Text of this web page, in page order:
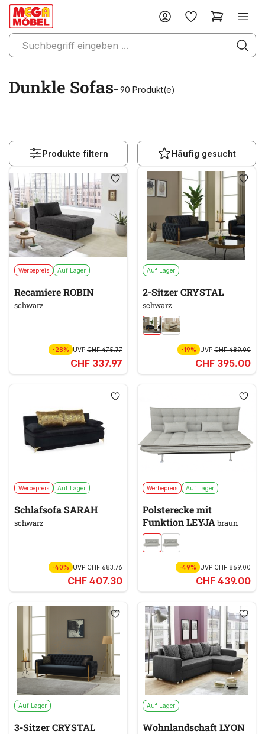
Dunkle Sofas– 90 Produkt(e)
Produkte filtern Häufig gesucht
Werbepreis Auf Lager
Recamiere ROBIN
schwarz
-28% UVP CHF 475.77
CHF 337.97
Auf Lager
2-Sitzer CRYSTAL
schwarz
-19% UVPCHF 489.00
CHF 395.00
Werbepreis Auf Lager
Schlafsofa SARAH
schwarz
-40% UVP CHF 683.76
CHF 407.30
Werbepreis Auf Lager
Polsterecke mit
Funktion LEYJAbraun
-49% UVPCHF 869.00
CHF 439.00
Auf Lager
3-Sitzer CRYSTAL
Auf Lager
Wohnlandschaft LYON